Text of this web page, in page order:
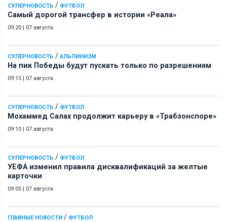
СУПЕРНОВОСТЬ / ФУТБОЛ
Самый дорогой трансфер в истории «Реала»
09:20 | 07 августа
СУПЕРНОВОСТЬ / АЛЬПИНИЗМ
На пик Победы будут пускать только по разрешениям
09:15 | 07 августа
СУПЕРНОВОСТЬ / ФУТБОЛ
Мохаммед Салах продолжит карьеру в «Трабзонспоре»
09:10 | 07 августа
СУПЕРНОВОСТЬ / ФУТБОЛ
УЕФА изменил правила дисквалификаций за желтые
карточки
09:05 | 07 августа
ГЛАВНЫЕ НОВОСТИ / ФУТБОЛ